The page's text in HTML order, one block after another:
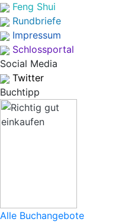
Feng Shui
Rundbriefe
Impressum
Schlossportal
Social Media
Twitter
Buchtipp
Alle Buchangebote